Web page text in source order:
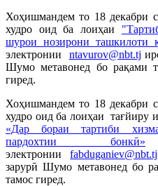
Хоҳишмандем то 18 декабри
худро оид ба лоиҳаи "
шурои нозирони ташкилоти
электронии ntavurov@nbt.tj
Шумо метавонед бо рақами
гиред.
Хоҳишмандем то 18 декабри
худро оид ба лоиҳаи тағйиру
«Дар бораи тартиби
пардохтии бонкӣ»
электронииfabduganiev@nbt.tj
зарурӣ Шумо метавонед бо
тамос гиред.